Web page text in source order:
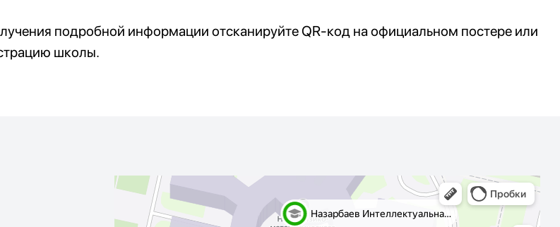
подробной информации отсканируйте QR-код на официальном постере или
школы.